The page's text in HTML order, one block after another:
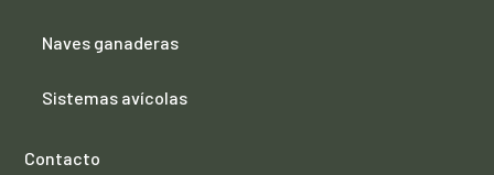
Naves ganaderas
Sistemas avícolas
Contacto